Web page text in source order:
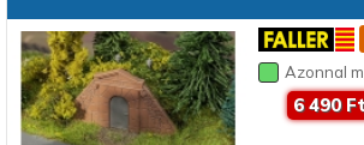
Azonnal
6 490